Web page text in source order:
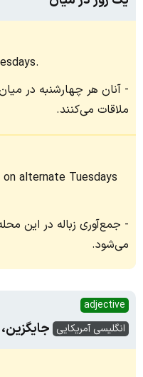
آنان هر چهارشنبه در
ملاقات می‌کنند.
alternate Tuesdays
جمع‌آوری زباله در این
می‌شود.
adjective
انگلیسی آمریکایی